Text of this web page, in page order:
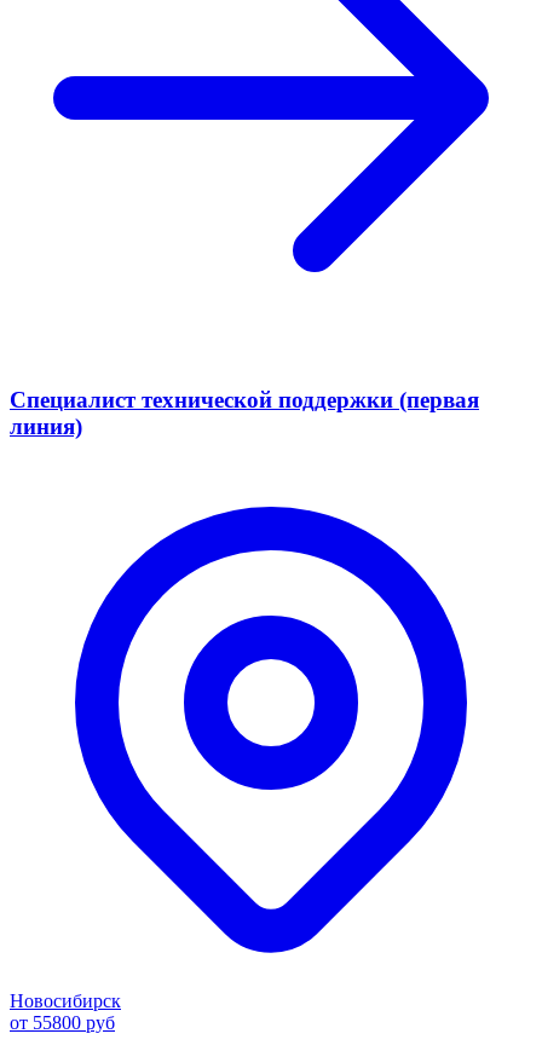
Специалист технической поддержки (первая
линия)
Новосибирск
от 55800 руб